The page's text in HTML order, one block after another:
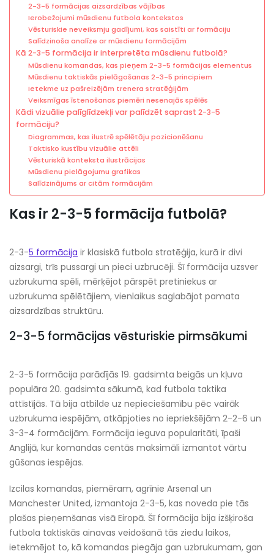
2-3-5 formācijas aizsardzības vājības
Ierobežojumi mūsdienu futbola kontekstos
Vēsturiskie neveiksmju gadījumi, kas saistīti ar formāciju
Salīdzinoša analīze ar mūsdienu formācijām
Kā 2-3-5 formācija ir interpretēta mūsdienu futbolā?
Mūsdienu komandas, kas pieņem 2-3-5 formācijas elementus
Mūsdienu taktiskās pielāgošanas 2-3-5 principiem
Ietekme uz pašreizējām trenera stratēģijām
Veiksmīgas īstenošanas piemēri nesenajās spēlēs
Kādi vizuālie palīglīdzekļi var palīdzēt saprast 2-3-5
formāciju?
Diagrammas, kas ilustrē spēlētāju pozicionēšanu
Taktisko kustību vizuālie attēli
Vēsturiskā konteksta ilustrācijas
Mūsdienu pielāgojumu grafikas
Salīdzinājums ar citām formācijām
Kas ir 2-3-5 formācija futbolā?
2-3-5 formācija ir klasiskā futbola stratēģija, kurā ir divi
aizsargi, trīs pussargi un pieci uzbrucēji. Šī formācija uzsver
uzbrukuma spēli, mērķējot pārspēt pretiniekus ar
uzbrukuma spēlētājiem, vienlaikus saglabājot pamata
aizsardzības struktūru.
2-3-5 formācijas vēsturiskie pirmsākumi
2-3-5 formācija parādījās 19. gadsimta beigās un kļuva
populāra 20. gadsimta sākumā, kad futbola taktika
attīstījās. Tā bija atbilde uz nepieciešamību pēc vairāk
uzbrukuma iespējām, atkāpjoties no iepriekšējām 2-2-6 un
3-3-4 formācijām. Formācija ieguva popularitāti, īpaši
Anglijā, kur komandas centās maksimāli izmantot vārtu
gūšanas iespējas.
Izcilas komandas, piemēram, agrīnie Arsenal un
Manchester United, izmantoja 2-3-5, kas noveda pie tās
plašas pieņemšanas visā Eiropā. Šī formācija bija izšķiroša
futbola taktiskās ainavas veidošanā tās ziedu laikos,
ietekmējot to, kā komandas piegāja gan uzbrukumam, gan